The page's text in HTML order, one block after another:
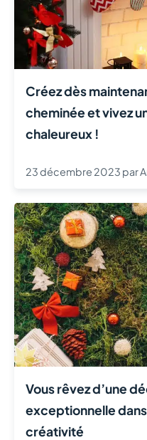
Créez dès
cheminée et vivez
chaleureux !
23 décembre 2023 par
Vous rêvez d’une
exceptionnelle
créativité